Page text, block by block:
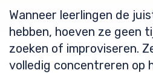
Wanneer leerlingen de
hebben, hoeven ze geen
zoeken of improviseren.
volledig concentreren op